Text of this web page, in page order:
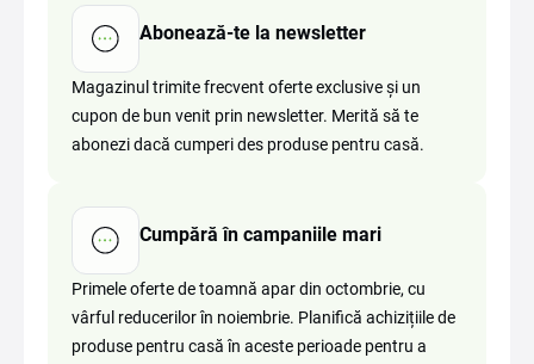
Abonează-te la newsletter
Magazinul trimite frecvent oferte exclusive și un
cupon de bun venit prin newsletter. Merită să te
abonezi dacă cumperi des produse pentru casă.
Cumpără în campaniile mari
Primele oferte de toamnă apar din octombrie, cu
vârful reducerilor în noiembrie. Planifică achizițiile de
produse pentru casă în aceste perioade pentru a